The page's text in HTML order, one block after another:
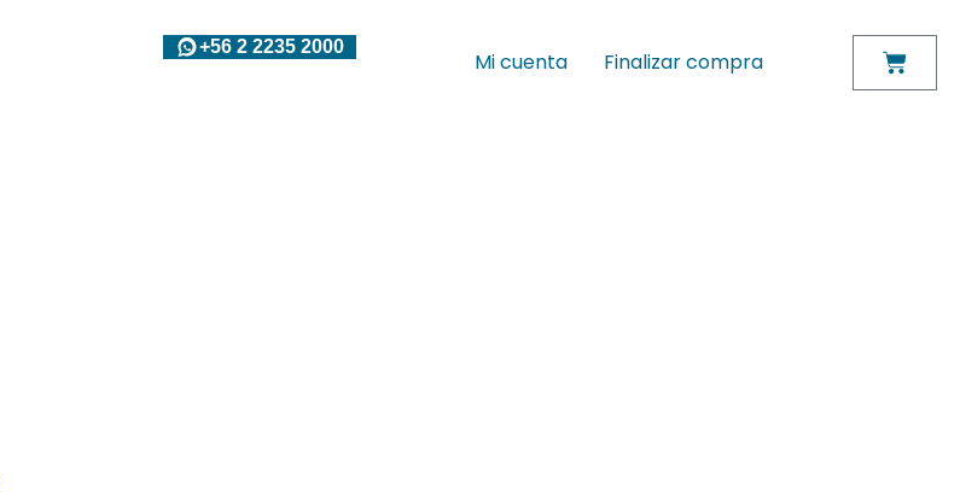
+56 2 2235 2000
Mi cuenta Finalizar compra